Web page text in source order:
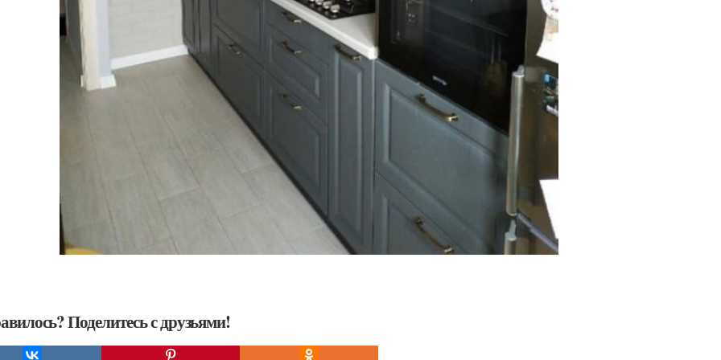
Поделитесь с друзьями!